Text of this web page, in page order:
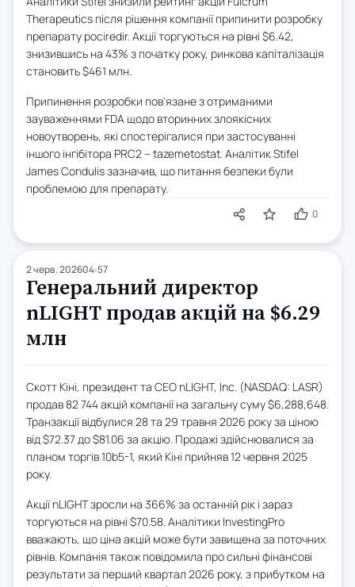
Therapeutics після рішення компанії припинити розробку
препарату pociredir. Акції торгуються на рівні $6.42,
знизившись на 43% з початку року, ринкова капіталізація
становить $461 млн.
Припинення розробки пов'язане з отриманими
зауваженнями FDA щодо вторинних злоякісних
новоутворень, які спостерігалися при застосуванні
іншого інгібітора PRC2 – tazemetostat. Аналітик Stifel
James Condulis зазначив, що питання безпеки були
проблемою для препарату.
0
2 черв. 202604:57
Генеральний директор
nLIGHT продав акцій на $6.29
млн
Скотт Кіні, президент та CEO nLIGHT, Inc. (NASDAQ: LASR)
продав 82 744 акцій компанії на загальну суму $6,288,648.
Транзакції відбулися 28 та 29 травня 2026 року за ціною
від $72.37 до $81.06 за акцію. Продажі здійснювалися за
планом торгів 10b5-1, який Кіні прийняв 12 червня 2025
року.
Акції nLIGHT зросли на 366% за останній рік і зараз
торгуються на рівні $70.58. Аналітики InvestingPro
вважають, що ціна акцій може бути завищена за поточних
рівнів. Компанія також повідомила про сильні фінансові
результати за перший квартал 2026 року, з прибутком на